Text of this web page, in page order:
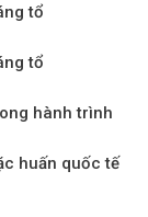
tổ
tổ
hành trình
huấn quốc tế